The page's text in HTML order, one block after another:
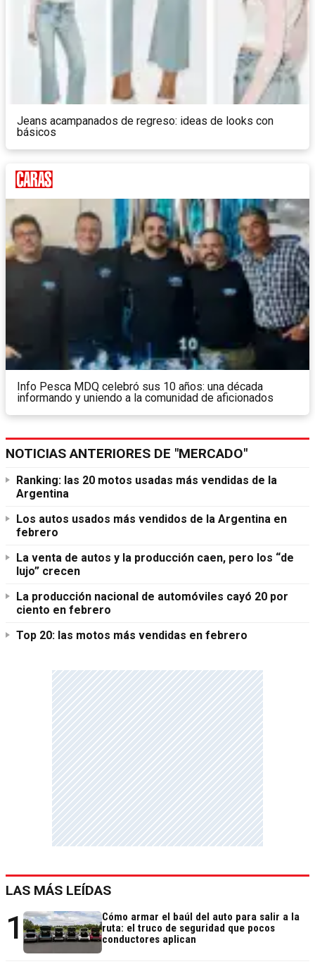
Jeans acampanados de regreso: ideas de looks con
básicos
Info Pesca MDQ celebró sus 10 años: una década
informando y uniendo a la comunidad de aficionados
NOTICIAS ANTERIORES DE "MERCADO"
Ranking: las 20 motos usadas más vendidas de la
Argentina
Los autos usados más vendidos de la Argentina en
febrero
La venta de autos y la producción caen, pero los “de
lujo” crecen
La producción nacional de automóviles cayó 20 por
ciento en febrero
Top 20: las motos más vendidas en febrero
LAS MÁS LEÍDAS
1
Cómo armar el baúl del auto para salir a la
ruta: el truco de seguridad que pocos
conductores aplican